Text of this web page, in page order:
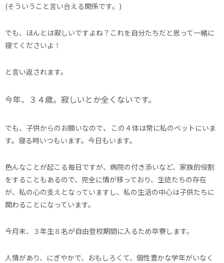
(そういうこと言い合える関係です。)
でも、ほんとは寂しいですよね？これを自分たちだと思って一緒に
寝てくださいよ！
と言い返されます。
今年、３４歳。寂しいとか全くないです。
でも、子供からのお願いなので、
この４体は常に私のベットにいま
す。寝る時いつもいます。今日もいます。
色んなことが起こる毎日ですが、病院の付き添いなど、家族的役割
をすることもあるので、完全に情が移っており、生徒たちの存在
が、私の心の支えとなっていますし、私の生活の中心は子供たちに
関わることになっています。
今月末、３年生８名が自由登校期間に入るため卒寮します。
人情があり、にぎやかで、おもしろくて、個性豊かな学年がいなく